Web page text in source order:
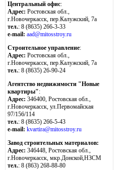
Центральный офис:
Адрес: Ростовская обл.,
г.Новочеркасск, пер.Калужский, 7а
тел.: 8 (8635) 266-3-33
e-mail: aad@mitosstroy.ru
Строительное управление:
Адрес: Ростовская обл.,
г.Новочеркасск, пер.Калужский, 7а
тел.: 8 (8635) 26-90-24
Агентство недвижимости "Новые
квартиры":
Адрес: 346400, Ростовская обл.,
г.Новочеркасск, ул.Первомайская
97/156/114
тел.: 8 (8635) 266-5-43
e-mail: kvartira@mitosstroy.ru
Завод строительных материалов:
Адрес: 346448, Ростовская обл.,
г.Новочеркасск, мкр.Донской,НЗСМ
тел.: 8 (863) 268-88-80